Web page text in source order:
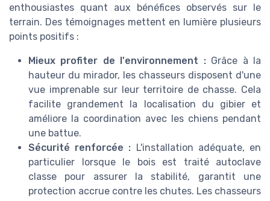
enthousiastes quant aux bénéfices observés sur le
terrain. Des témoignages mettent en lumière plusieurs
points positifs :
Mieux profiter de l'environnement :Grâce à la
hauteur du mirador, les chasseurs disposent d'une
vue imprenable sur leur territoire de chasse. Cela
facilite grandement la localisation du gibier et
améliore la coordination avec les chiens pendant
une battue.
Sécurité renforcée : L'installation adéquate, en
particulier lorsque le bois est traité autoclave
classe pour assurer la stabilité, garantit une
protection accrue contre les chutes. Les chasseurs